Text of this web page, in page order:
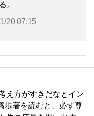
。
20 07:15
え方がすきだなとイン
歩著を読むと、必ず尊